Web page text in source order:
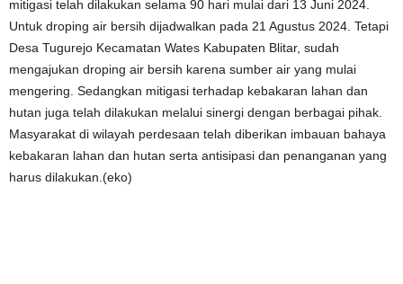
mitigasi telah dilakukan selama 90 hari mulai dari 13 Juni 2024.
Untuk droping air bersih dijadwalkan pada 21 Agustus 2024. Tetapi
Desa Tugurejo Kecamatan Wates Kabupaten Blitar, sudah
mengajukan droping air bersih karena sumber air yang mulai
mengering. Sedangkan mitigasi terhadap kebakaran lahan dan
hutan juga telah dilakukan melalui sinergi dengan berbagai pihak.
Masyarakat di wilayah perdesaan telah diberikan imbauan bahaya
kebakaran lahan dan hutan serta antisipasi dan penanganan yang
harus dilakukan.(eko)